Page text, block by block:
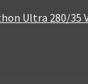
Ultra 280/35